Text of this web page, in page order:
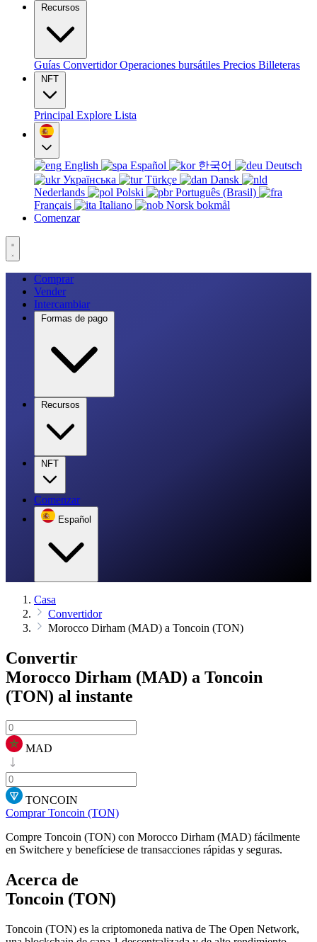
Recursos
Guías ConvertidorOperaciones bursátiles Precios Billeteras
NFT
Principal Explore Lista
English Español 한국어
Deutsch
Українська
Türkçe
Dansk
Nederlands
Polski
Português (Brasil)
Français
Italiano
Norsk bokmål
Comenzar
Comprar
Vender
Intercambiar
Formas de pago
Recursos
NFT
Comenzar
Español
Casa
Convertidor
Morocco Dirham (MAD) a Toncoin (TON)
Convertir
Morocco Dirham (MAD) a Toncoin
(TON) al instante
MAD
TONCOIN
Comprar Toncoin (TON)
Compre Toncoin (TON) con Morocco Dirham (MAD) fácilmente
en Switchere y benefíciese de transacciones rápidas y seguras.
Acerca de
Toncoin (TON)
Toncoin (TON) es la criptomoneda nativa de The Open Network,